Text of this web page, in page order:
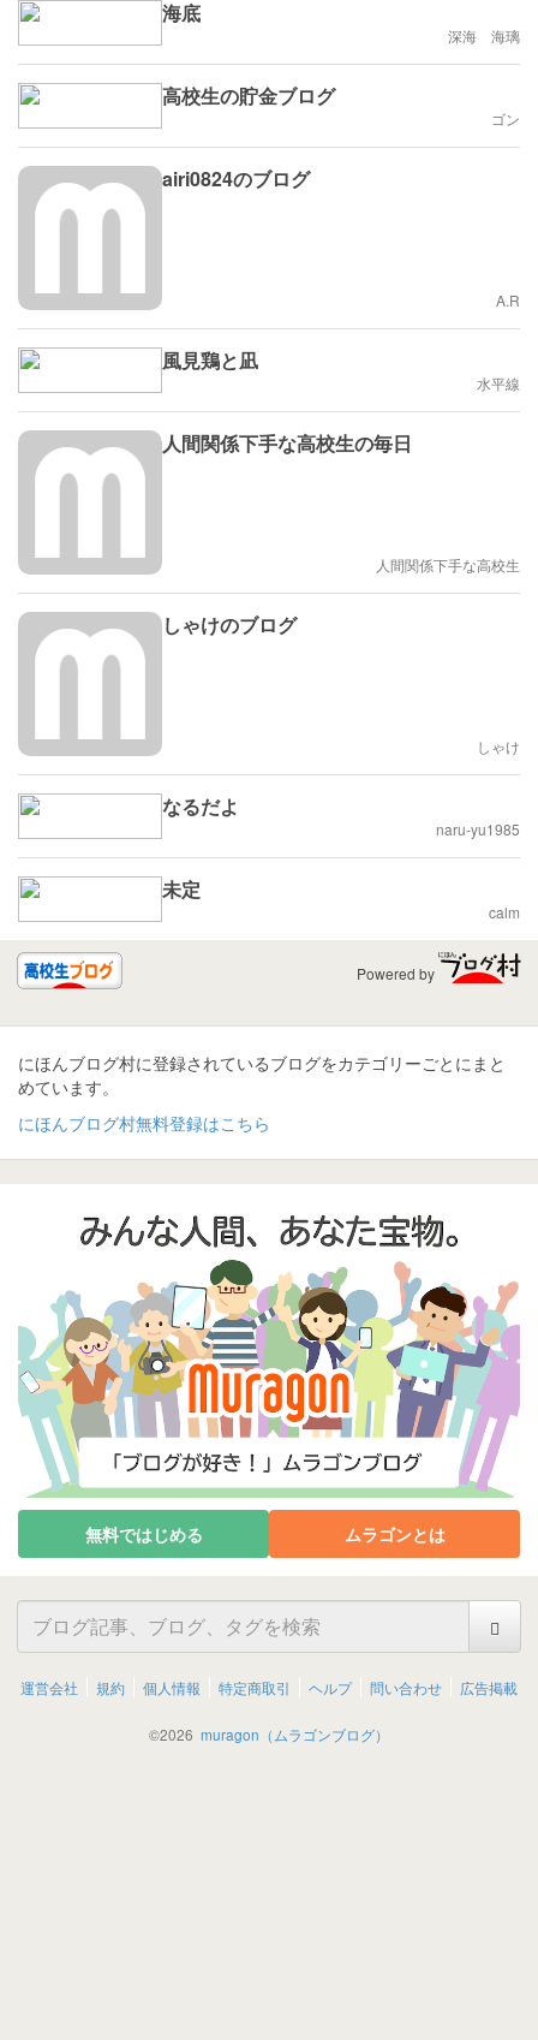
海底
深海 海璃
高校生の貯金ブログ
ゴン
airi0824のブログ
A.R
風見鶏と凪
水平線
人間関係下手な高校生の毎日
人間関係下手な高校生
しゃけのブログ
しゃけ
なるだよ
naru-yu1985
未定
calm
Powered by
にほんブログ村に登録されているブログをカテゴリーごとにまと
めています。
にほんブログ村無料登録はこちら
無料ではじめる ムラゴンとは
運営会社 規約 個人情報 特定商取引 ヘルプ 問い合わせ 広告掲載
©2026 muragon（ムラゴンブログ）